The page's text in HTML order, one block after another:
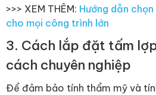
>>> XEM THÊM: Hướng dẫn
cho mọi công trình lớn
3. Cách lắp đặt tấm
cách chuyên nghiệp
Để đảm bảo tính thẩm mỹ và